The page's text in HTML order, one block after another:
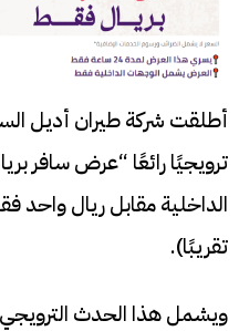
أطلقت شركة طيران أديل
ترويجيًا رائعًا “عرض سافر
تقريبًا).